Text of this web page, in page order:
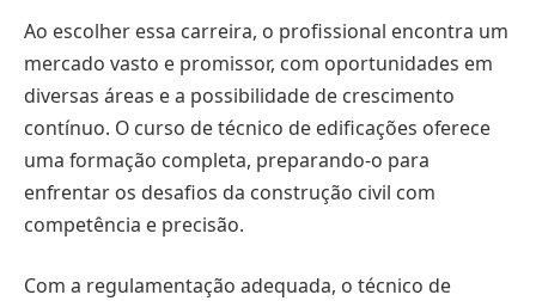
Ao escolher essa carreira, o profissional encontra um
mercado vasto e promissor, com oportunidades em
diversas áreas e a possibilidade de crescimento
contínuo. O curso de técnico de edificações oferece
uma formação completa, preparando-o para
enfrentar os desafios da construção civil com
competência e precisão.
Com a regulamentação adequada, o técnico de